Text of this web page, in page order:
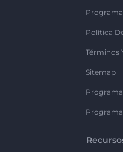
Política
Términos
Sitemap